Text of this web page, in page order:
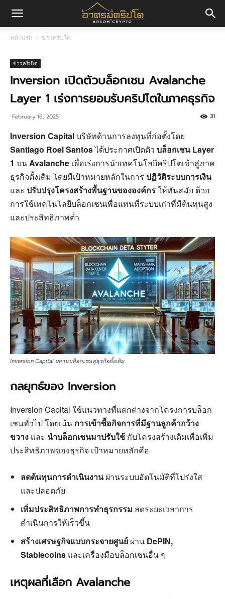
มค
ปโต
หน้าแรก ข่าวคริปโต
ข่าวคริปโต
Inversion เปิดตัวบล็อกเชน Avalanche
Layer 1 เร่งการยอมรับคริปโตในภาคธุรกิจ
February 16, 2025 31
Inversion Capitalบริษัทด้านการลงทุนที่ก่อตั้งโดย
Santiago Roel Santosได้ประกาศเปิดตัว บล็อกเชน Layer
1 บนAvalanche เพื่อเร่งการนำเทคโนโลยีคริปโตเข้าสู่ภาค
ธุรกิจดั้งเดิม โดยมีเป้าหมายหลักในการ ปฏิวัติระบบการเงิน
และ ปรับปรุงโครงสร้างพื้นฐานขององค์กรให้ทันสมัย ด้วย
การใช้เทคโนโลยีบล็อกเชนเพื่อแทนที่ระบบเก่าที่มีต้นทุนสูง
และประสิทธิภาพต่ำ
Inversion Capital ผสานบล็อกเชนสู่ธุรกิจดั้งเดิม
กลยุทธ์ของ Inversion
Inversion Capital ใช้แนวทางที่แตกต่างจากโครงการบล็อก
เชนทั่วไป โดยเน้น การเข้าซื้อกิจการที่มีฐานลูกค้ากว้าง
ขวาง และ นำบล็อกเชนมาปรับใช้ กับโครงสร้างเดิมเพื่อเพิ่ม
ประสิทธิภาพของธุรกิจ เป้าหมายหลักคือ
ลดต้นทุนการดำเนินงานผ่านระบบอัตโนมัติที่โปร่งใส
และปลอดภัย
เพิ่มประสิทธิภาพการทำธุรกรรม ลดระยะเวลาการ
ดำเนินการให้เร็วขึ้น
สร้างเศรษฐกิจแบบกระจายศูนย์ ผ่าน DePIN,
Stablecoins และเครื่องมือบล็อกเชนอื่น ๆ
เหตุผลที่เลือก Avalanche